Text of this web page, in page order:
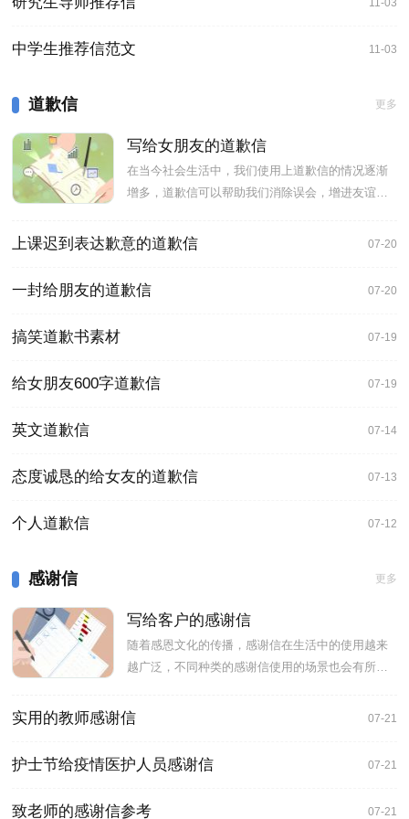
11-03
中学生推荐信范文 11-03
道歉信 更多
写给女朋友的道歉信
在当今社会生活中，我们使用上道歉信的情况逐渐
增多，道歉信可以帮助我们消除误会，增进友谊和
上课迟到表达歉意的道歉信 07-20
一封给朋友的道歉信 07-20
搞笑道歉书素材 07-19
给女朋友600字道歉信 07-19
英文道歉信 07-14
态度诚恳的给女友的道歉信 07-13
个人道歉信 07-12
感谢信 更多
写给客户的感谢信
随着感恩文化的传播，感谢信在生活中的使用越来
越广泛，不同种类的感谢信使用的场景也会有所不
实用的教师感谢信 07-21
护士节给疫情医护人员感谢信 07-21
致老师的感谢信参考 07-21